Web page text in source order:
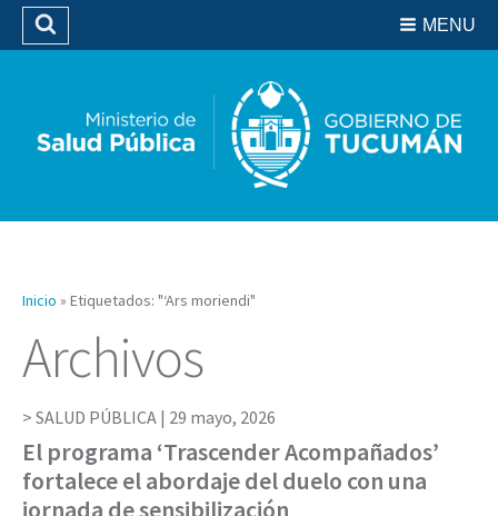
Biblioteca
MENU
Buscar
Inicio » Etiquetados: "‘Ars moriendi"
Archivos
SALUD PÚBLICA | 29 mayo, 2026
El programa ‘Trascender Acompañados’
fortalece el abordaje del duelo con una
jornada de sensibilización